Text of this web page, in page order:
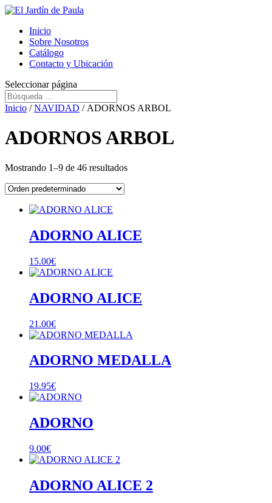
Inicio
Sobre Nosotros
Catálogo
Contacto y Ubicación
Seleccionar página
Inicio /NAVIDAD / ADORNOS ARBOL
ADORNOS ARBOL
Mostrando 1–9 de 46 resultados
ADORNO ALICE
15.00€
ADORNO ALICE
21.00€
ADORNO MEDALLA
19.95€
ADORNO
9.00€
ADORNO ALICE 2